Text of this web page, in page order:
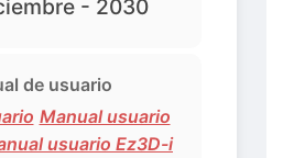
- 2030
de usuario
Manual usuario
usuario Ez3D-i